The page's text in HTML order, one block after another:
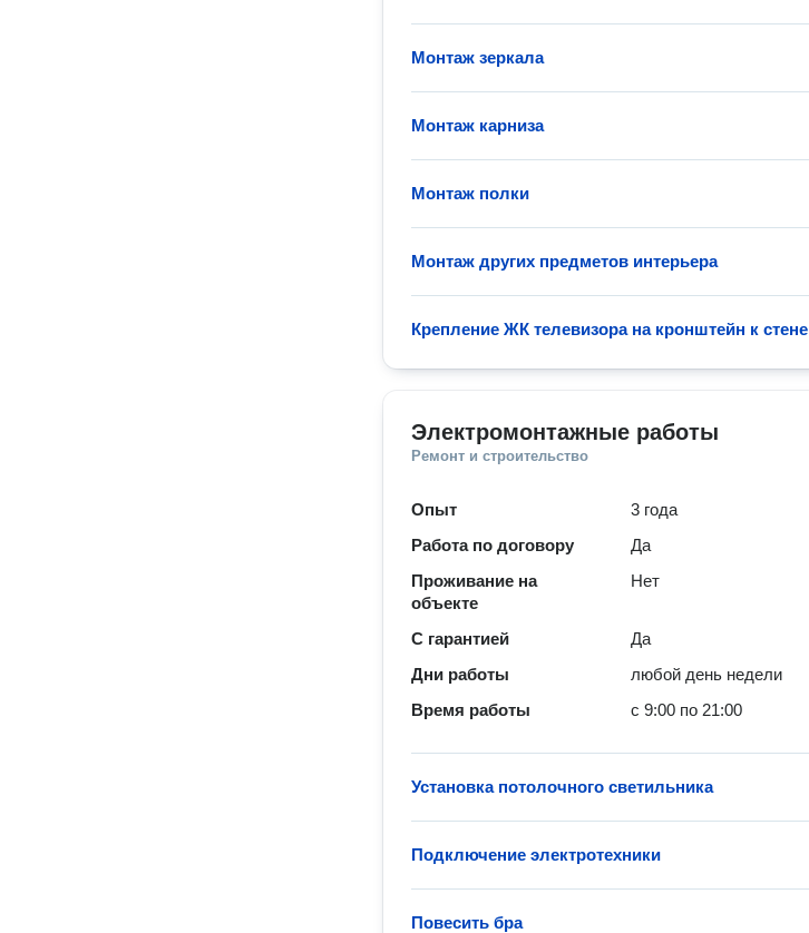
Монтаж зеркала
Монтаж карниза
Монтаж полки
Монтаж других предметов интерьера
Крепление ЖК телевизора на кронштейн к стене
Электромонтажные работы
Ремонт и строительство
Опыт
3 года
Работа по договору
Да
Проживание на
объекте
Нет
С гарантией
Да
Дни работы
любой день недели
Время работы
с 9:00 по 21:00
Установка потолочного светильника
Подключение электротехники
Повесить бра